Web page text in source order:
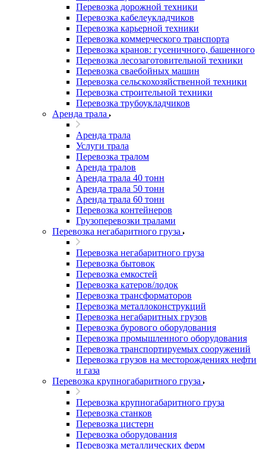
Перевозка дорожной техники
Перевозка кабелеукладчиков
Перевозка карьерной техники
Перевозка коммерческого транспорта
Перевозка кранов: гусеничного, башенного
Перевозка лесозаготовительной техники
Перевозка сваебойных машин
Перевозка сельскохозяйственной техники
Перевозка строительной техники
Перевозка трубоукладчиков
Аренда трала
Аренда трала
Услуги трала
Перевозка тралом
Аренда тралов
Аренда трала 40 тонн
Аренда трала 50 тонн
Аренда трала 60 тонн
Перевозка контейнеров
Грузоперевозки тралами
Перевозка негабаритного груза
Перевозка негабаритного груза
Перевозка бытовок
Перевозка емкостей
Перевозка катеров/лодок
Перевозка трансформаторов
Перевозка металлоконструкций
Перевозка негабаритных грузов
Перевозка бурового оборудования
Перевозка промышленного оборудования
Перевозка транспортируемых сооружений
Перевозка грузов на месторождениях нефти
и газа
Перевозка крупногабаритного груза
Перевозка крупногабаритного груза
Перевозка станков
Перевозка цистерн
Перевозка оборудования
Перевозка металлических ферм